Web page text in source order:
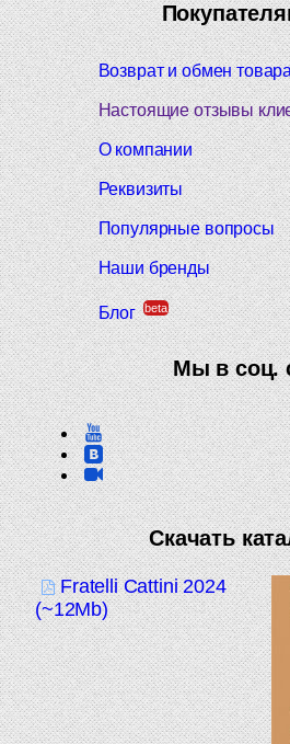
Возврат и обмен
Настоящие отзывы
О компании
Реквизиты
Популярные вопросы
Наши бренды
Блог beta
Мы в соц.
Скачать
Fratelli Cattini 2024
(~12Mb)